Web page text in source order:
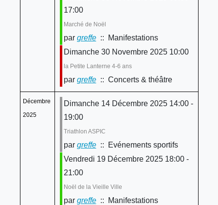
17:00
Marché de Noël
par greffe:: Manifestations
Dimanche 30 Novembre 2025 10:00
la Petite Lanterne 4-6 ans
par greffe:: Concerts & théâtre
Décembre
2025
Dimanche 14 Décembre 2025 14:00 -
19:00
Triathlon ASPIC
par greffe:: Evénements sportifs
Vendredi 19 Décembre 2025 18:00 -
21:00
Noël de la Vieille Ville
par greffe:: Manifestations